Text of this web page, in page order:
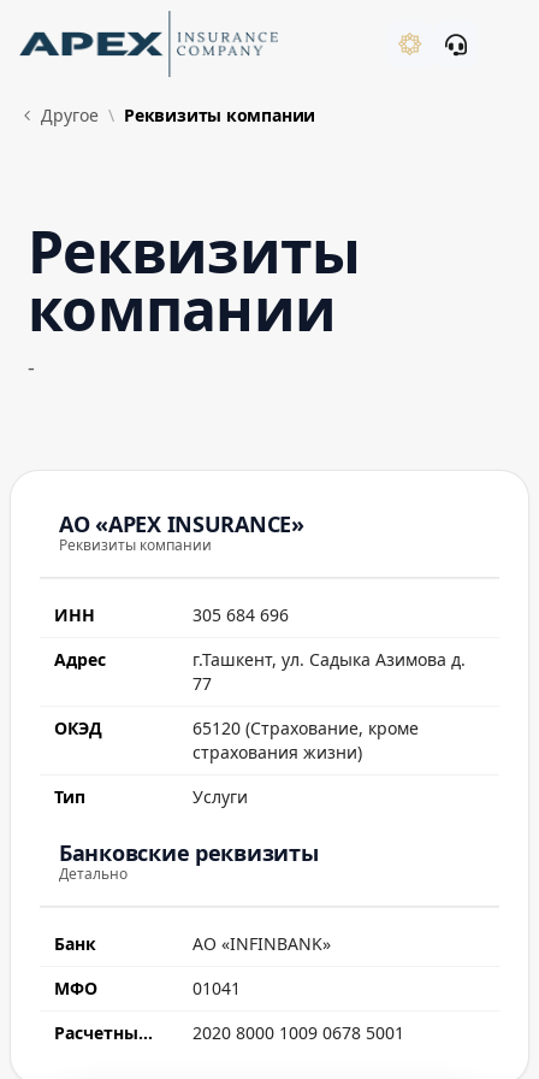
Skip to Main Content
Другое Реквизиты компании
Реквизиты
компании
-
АО «APEX INSURANCE»
Реквизиты компании
ИНН
305 684 696
Адрес
г.Ташкент, ул. Садыка Азимова д.
77
ОКЭД
65120 (Страхование, кроме
страхования жизни)
Тип
Услуги
Банковские реквизиты
Детально
Банк
АО «INFINBANK»
МФО
01041
Расчетный счет
2020 8000 1009 0678 5001
New
What's New